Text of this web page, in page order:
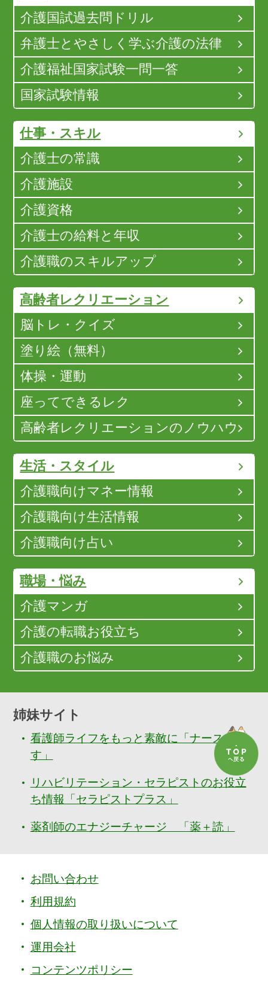
介護国試過去問ドリル
弁護士とやさしく学ぶ介護の法律
介護福祉国家試験一問一答
国家試験情報
仕事・スキル
介護士の常識
介護施設
介護資格
介護士の給料と年収
介護職のスキルアップ
高齢者レクリエーション
脳トレ・クイズ
塗り絵（無料）
体操・運動
座ってできるレク
高齢者レクリエーションのノウハウ
生活・スタイル
介護職向けマネー情報
介護職向け生活情報
介護職向け占い
職場・悩み
介護マンガ
介護の転職お役立ち
介護職のお悩み
姉妹サイト
看護師ライフをもっと素敵に「ナースぷら
す」
リハビリテーション・セラピストのお役立
ち情報「セラピストプラス」
薬剤師のエナジーチャージ 「薬＋読」
お問い合わせ
利用規約
個人情報の取り扱いについて
運用会社
コンテンツポリシー